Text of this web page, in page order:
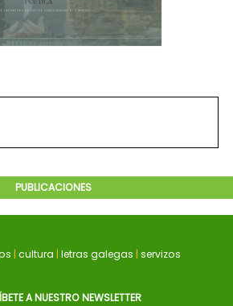
PUBLICACIONES
| cultura | letras galegas | servizos
A NUESTRO NEWSLETTER